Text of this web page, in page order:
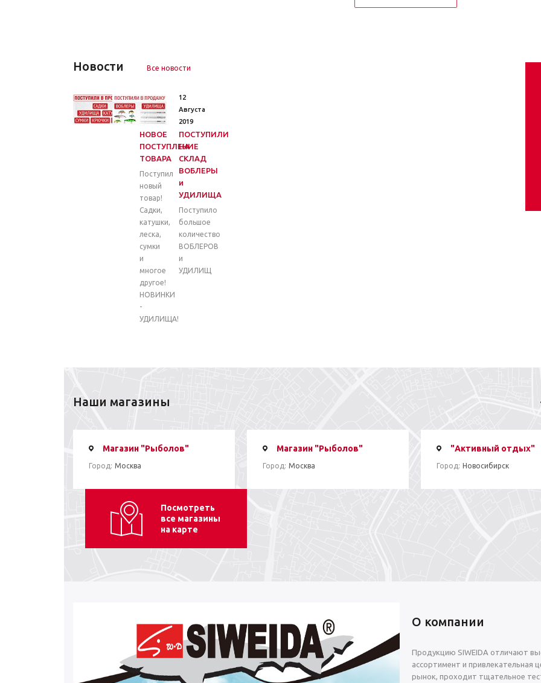
Новости Все новости
26
Марта
2020
НОВОЕ
ПОСТУПЛЕНИЕ
ТОВАРА
Поступил
новый
товар!
Садки,
катушки,
леска,
сумки
и
многое
другое!
НОВИНКИ
-
УДИЛИЩА!
12
Августа
2019
ПОСТУПИЛИ
НА
СКЛАД
ВОБЛЕРЫ
и
УДИЛИЩА
Поступило
большое
количество
ВОБЛЕРОВ
и
УДИЛИЩ
Наши магазины
Магазин "Рыболов"
Город: Москва
Магазин "Рыболов"
Город: Москва
"Активный отдых"
Город: Новосибирск
Посмотреть
все магазины
на карте
О компании
Продукцию SIWEIDA отличают
ассортимент и привлекательная
рынок, проходит тщательное